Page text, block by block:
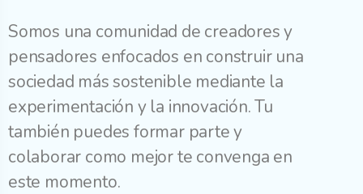
Somos una comunidad de creadores y
pensadores enfocados en construir una
sociedad más sostenible mediante la
experimentación y la innovación. Tu
también puedes formar parte y
colaborar como mejor te convenga en
este momento.